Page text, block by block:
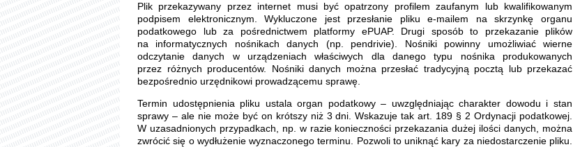
Plik przekazywany przez internet musi być opatrzony profilem zaufanym lub kwalifikowanym
podpisem elektronicznym. Wykluczone jest przesłanie pliku e-mailem na skrzynkę organu
podatkowego lub za pośrednictwem platformy ePUAP. Drugi sposób to przekazanie plików
na informatycznych nośnikach danych (np. pendrivie). Nośniki powinny umożliwiać wierne
odczytanie danych w urządzeniach właściwych dla danego typu nośnika produkowanych
przez różnych producentów. Nośniki danych można przesłać tradycyjną pocztą lub przekazać
bezpośrednio urzędnikowi prowadzącemu sprawę.
Termin udostępnienia pliku ustala organ podatkowy – uwzględniając charakter dowodu i stan
sprawy – ale nie może być on krótszy niż 3 dni. Wskazuje tak art. 189 § 2 Ordynacji podatkowej.
W uzasadnionych przypadkach, np. w razie konieczności przekazania dużej ilości danych, można
zwrócić się o wydłużenie wyznaczonego terminu. Pozwoli to uniknąć kary za niedostarczenie pliku.